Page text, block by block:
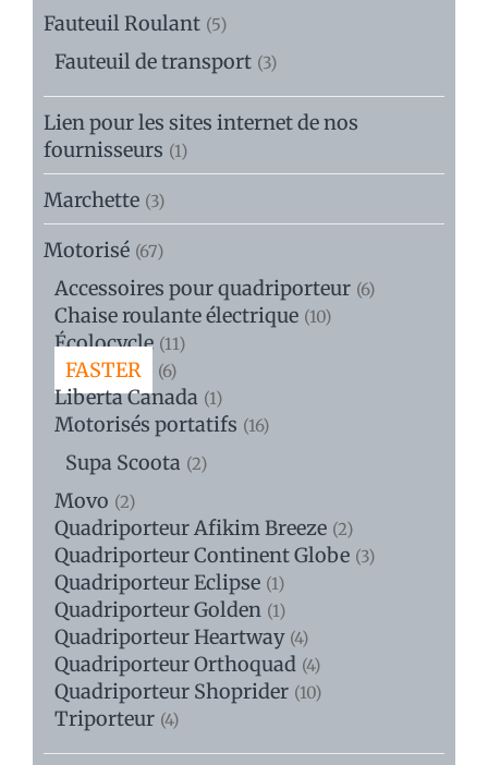
Fauteuil Roulant (5)
Fauteuil de transport (3)
Lien pour les sites internet de nos
fournisseurs (1)
Marchette (3)
Motorisé (67)
Accessoires pour quadriporteur (6)
Chaise roulante électrique (10)
Écolocycle (11)
FASTER (6)
Liberta Canada (1)
Motorisés portatifs (16)
Supa Scoota (2)
Movo (2)
Quadriporteur Afikim Breeze (2)
Quadriporteur Continent Globe (3)
Quadriporteur Eclipse (1)
Quadriporteur Golden (1)
Quadriporteur Heartway (4)
Quadriporteur Orthoquad (4)
Quadriporteur Shoprider (10)
Triporteur (4)